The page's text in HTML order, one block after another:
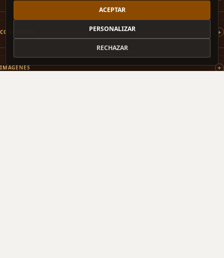
CONCURSOS
IMÁGENES
ACEPTAR
PERSONALIZAR
RECHAZAR